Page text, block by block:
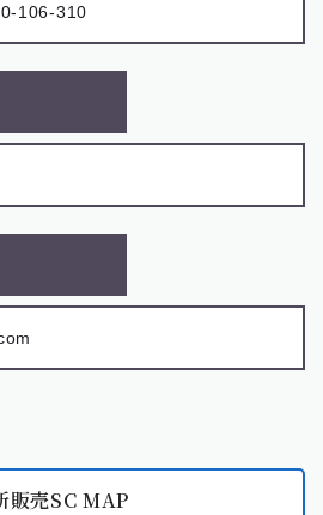
販売SC MAP
106-310